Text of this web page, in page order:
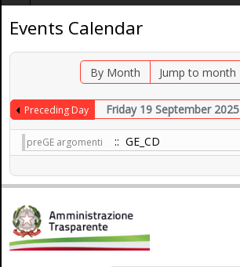
Events Calendar
By Month Jump to month
Preceding Day Friday 19 September 2025
preGE argomenti :: GE_CD